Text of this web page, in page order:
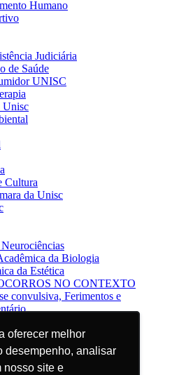
oferecer melhor
desempenho, analisar
nosso site e
oferecer melhor
desempenho, analisar
nosso site e
Humano
Judiciária
de Saúde
UNISC
Unisc
Cultura
da Unisc
da Biologia
da Estética
NO CONTEXTO
convulsiva, Ferimentos e